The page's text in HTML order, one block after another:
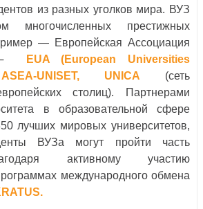
из разных уголков мира. ВУЗ
многочисленных престижных
— Европейская Ассоциация
─
EUA (European Universities
UNISET, UNICA (сеть
столиц). Партнерами
в образовательной сфере
лучших мировых университетов,
ВУЗа могут пройти часть
активному участию
международного обмена